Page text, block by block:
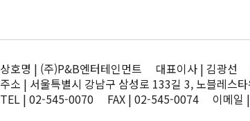
상호명 | (주)P&B엔터테인먼트 대표이사 | 김광선
주소 | 서울특별시 강남구 삼성로 133길 3, 노블레스
TEL | 02-545-0070 FAX | 02-545-0074 이메일